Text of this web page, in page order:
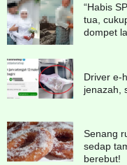
“Habis
tua,
dompet
Driver e-
jenazah,
Senang
sedap
berebut!